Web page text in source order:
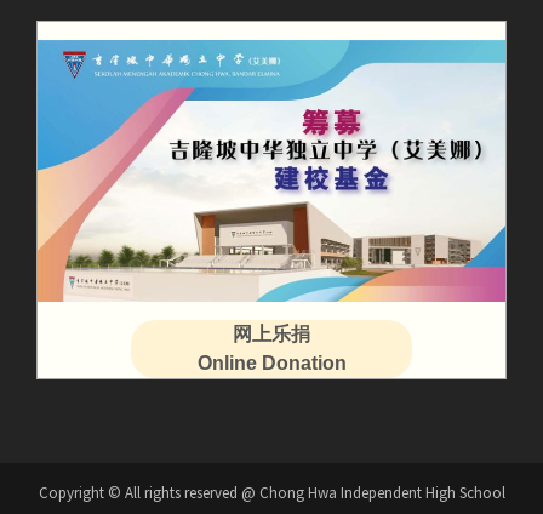
网上乐捐
Online Donation
Copyright © All rights reserved @ Chong Hwa Independent High School